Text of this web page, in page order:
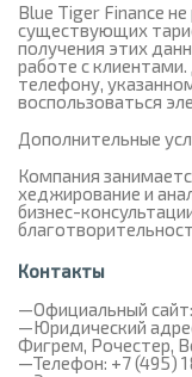
Blue Tiger Finance
существующих
получения этих
работе с
телефону,
воспользоваться
Дополнительные
Компания
хеджирование и
бизнес-
Контакты
Официальный
Юридический
Фигрем, Рочестер,
Телефон: +7 (495)